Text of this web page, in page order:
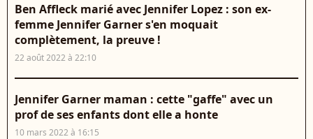
Ben Affleck marié avec Jennifer Lopez : son ex-
femme Jennifer Garner s'en moquait
complètement, la preuve !
22 août 2022 à 22:10
Jennifer Garner maman : cette "gaffe" avec un
prof de ses enfants dont elle a honte
10 mars 2022 à 16:15